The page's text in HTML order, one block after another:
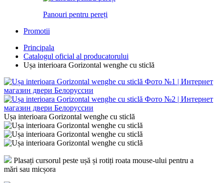
Panouri pentru pereți
Promotii
Principala
Catalogul oficial al producatorului
Ușa interioara Gorizontal wenghe cu sticlă
Ușa interioara Gorizontal wenghe cu sticlă
Plasați cursorul peste ușă și rotiți roata mouse-ului pentru a
mări sau micșora